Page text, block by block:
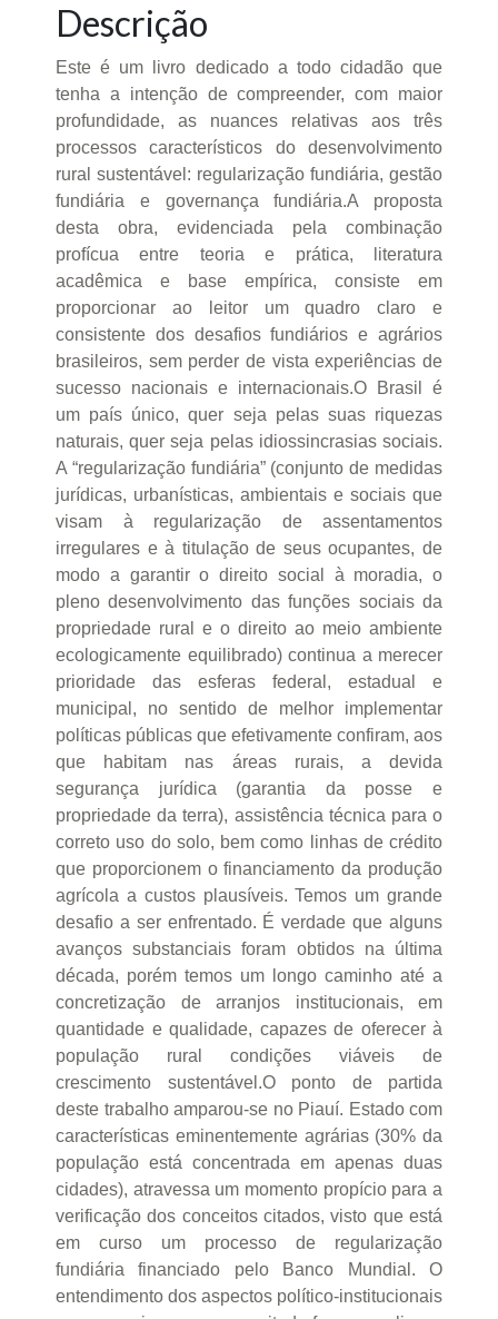
Descrição
Este é um livro dedicado a todo cidadão que
tenha a intenção de compreender, com maior
profundidade, as nuances relativas aos três
processos característicos do desenvolvimento
rural sustentável: regularização fundiária, gestão
fundiária e governança fundiária.A proposta
desta obra, evidenciada pela combinação
profícua entre teoria e prática, literatura
acadêmica e base empírica, consiste em
proporcionar ao leitor um quadro claro e
consistente dos desafios fundiários e agrários
brasileiros, sem perder de vista experiências de
sucesso nacionais e internacionais.O Brasil é
um país único, quer seja pelas suas riquezas
naturais, quer seja pelas idiossincrasias sociais.
A “regularização fundiária” (conjunto de medidas
jurídicas, urbanísticas, ambientais e sociais que
visam à regularização de assentamentos
irregulares e à titulação de seus ocupantes, de
modo a garantir o direito social à moradia, o
pleno desenvolvimento das funções sociais da
propriedade rural e o direito ao meio ambiente
ecologicamente equilibrado) continua a merecer
prioridade das esferas federal, estadual e
municipal, no sentido de melhor implementar
políticas públicas que efetivamente confiram, aos
que habitam nas áreas rurais, a devida
segurança jurídica (garantia da posse e
propriedade da terra), assistência técnica para o
correto uso do solo, bem como linhas de crédito
que proporcionem o financiamento da produção
agrícola a custos plausíveis. Temos um grande
desafio a ser enfrentado. É verdade que alguns
avanços substanciais foram obtidos na última
década, porém temos um longo caminho até a
concretização de arranjos institucionais, em
quantidade e qualidade, capazes de oferecer à
população rural condições viáveis de
crescimento sustentável.O ponto de partida
deste trabalho amparou-se no Piauí. Estado com
características eminentemente agrárias (30% da
população está concentrada em apenas duas
cidades), atravessa um momento propício para a
verificação dos conceitos citados, visto que está
em curso um processo de regularização
fundiária financiado pelo Banco Mundial. O
entendimento dos aspectos político-institucionais